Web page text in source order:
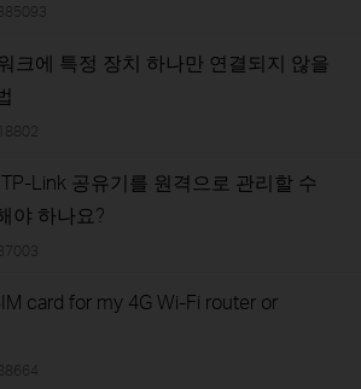
크에 특정 장치 하나만 연결되지 않을
Link 공유기를 원격으로 관리할 수
야 하나요?
card for my 4G Wi-Fi router or